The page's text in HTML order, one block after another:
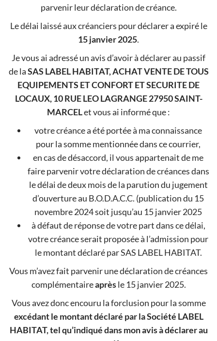
parvenir leur déclaration de créance.
Le délai laissé aux créanciers pour déclarer a expiré le
15 janvier 2025.
Je vous ai adressé un avis d’avoir à déclarer au passif
de laSAS LABEL HABITAT, ACHAT VENTE DE TOUS
EQUIPEMENTS ET CONFORT ET SECURITE DE
LOCAUX, 10 RUE LEO LAGRANGE 27950 SAINT-
MARCELet vous ai informé que :
votre créance a été portée à ma connaissance
pour la somme mentionnée dans ce courrier,
en cas de désaccord, il vous appartenait de me
faire parvenir votre déclaration de créances dans
le délai de deux mois de la parution du jugement
d’ouverture au B.O.D.A.C.C. (publication du 15
novembre 2024 soit jusqu’au 15 janvier 2025
à défaut de réponse de votre part dans ce délai,
votre créance serait proposée à l’admission pour
le montant déclaré par SAS LABEL HABITAT.
Vous m’avez fait parvenir une déclaration de créances
complémentaireaprèsle 15 janvier 2025.
Vous avez donc encouru la forclusion pour la somme
excédant le montant déclaré par la Société LABEL
HABITAT, tel qu’indiqué dans mon avis à déclarer au